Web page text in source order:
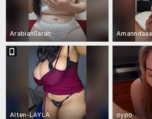
ArabianSarah Amanndaaa
Alten-LAYLA oypo